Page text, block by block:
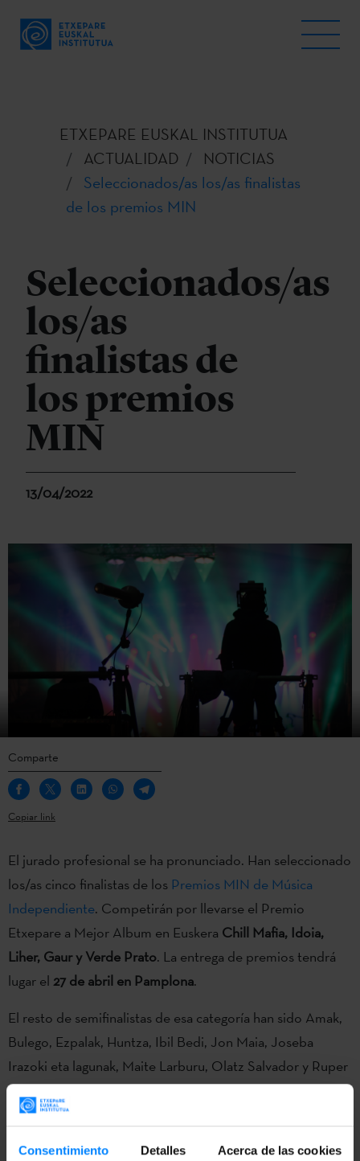
Consentimiento Detalles Acerca de las cookies
ETXEPARE EUSKAL INSTITUTUA
ACTUALIDAD
NOTICIAS
Seleccionados/as los/as finalistas
de los premios MIN
Seleccionados/as
los/as
finalistas de
los premios
MIN
13/04/2022
Comparte
Copiar link
El jurado profesional se ha pronunciado. Han seleccionado
los/as cinco finalistas de los Premios MIN de Música
Independiente. Competirán por llevarse el Premio
Etxepare a Mejor Album en Euskera Chill Mafia, Idoia,
Liher, Gaur y Verde Prato. La entrega de premios tendrá
lugar el 27 de abril en Pamplona.
El resto de semifinalistas de esa categoría han sido Amak,
Bulego, Ezpalak, Huntza, Ibil Bedi, Jon Maia, Joseba
Irazoki eta lagunak, Maite Larburu, Olatz Salvador y Ruper
Ordorika.
Muchos/as de estos/as artistas también han sido
semifinalistas en otras categorías. Esas categorías incluyen